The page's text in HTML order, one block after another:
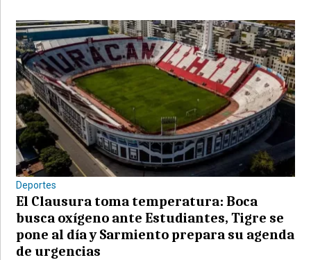
Deportes
El Clausura toma temperatura: Boca
busca oxígeno ante Estudiantes, Tigre se
pone al día y Sarmiento prepara su agenda
de urgencias